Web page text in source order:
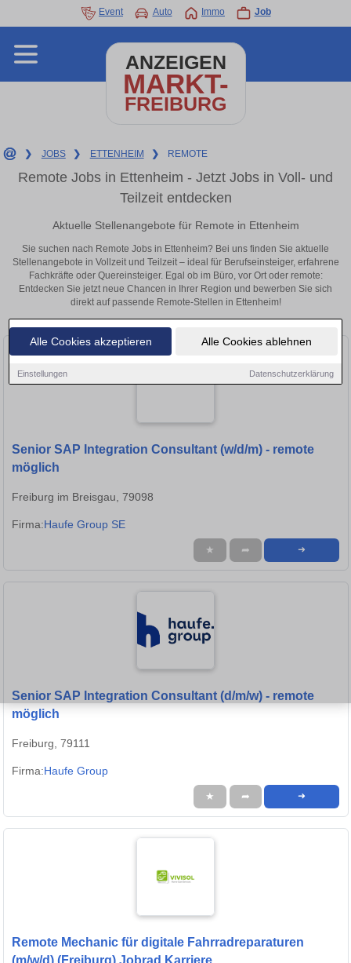
Alle Cookies akzeptieren Alle Cookies ablehnen
Einstellungen Datenschutzerklärung
Event Auto Immo Job
ANZEIGEN
MARKT-
FREIBURG
❯ JOBS ❯ ETTENHEIM ❯ REMOTE
Remote Jobs in Ettenheim - Jetzt Jobs in Voll- und
Teilzeit entdecken
Aktuelle Stellenangebote für Remote in Ettenheim
Sie suchen nach Remote Jobs in Ettenheim? Bei uns finden Sie aktuelle
Stellenangebote in Vollzeit und Teilzeit – ideal für Berufseinsteiger, erfahrene
Fachkräfte oder Quereinsteiger. Egal ob im Büro, vor Ort oder remote:
Entdecken Sie jetzt neue Chancen in Ihrer Region und bewerben Sie sich
direkt auf passende Remote-Stellen in Ettenheim!
Senior SAP Integration Consultant (w/d/m) - remote
möglich
Freiburg im Breisgau, 79098
Firma:Haufe Group SE
★ ➦ ➜
Senior SAP Integration Consultant (d/m/w) - remote
möglich
Freiburg, 79111
Firma:Haufe Group
★ ➦ ➜
Remote Mechanic für digitale Fahrradreparaturen